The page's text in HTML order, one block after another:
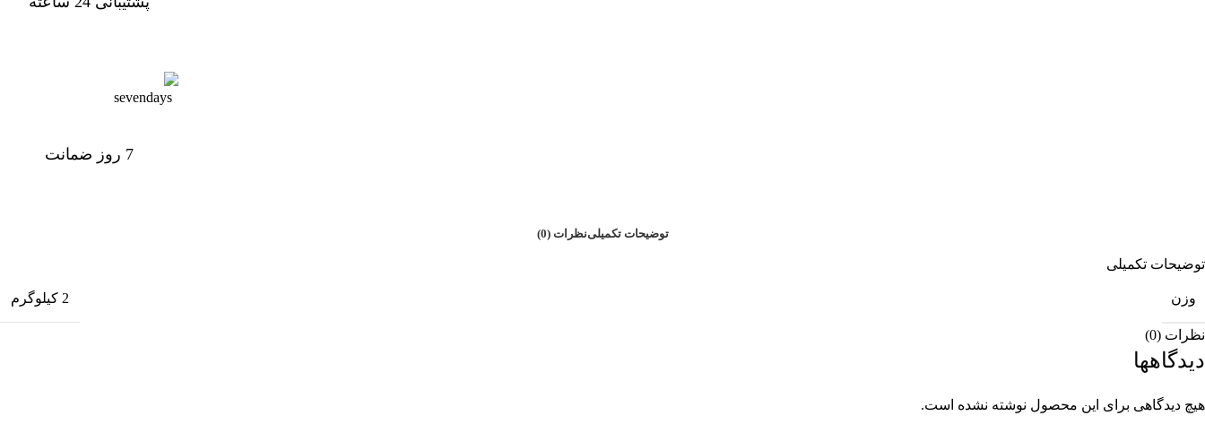
7 روز ضمانت
توضیحات تکمیلینظرات (0)
توضیحات تکمیلی
وزن 2 کیلوگرم
نظرات (0)
دیدگاهها
هیچ دیدگاهی برای این محصول نوشته نشده است.